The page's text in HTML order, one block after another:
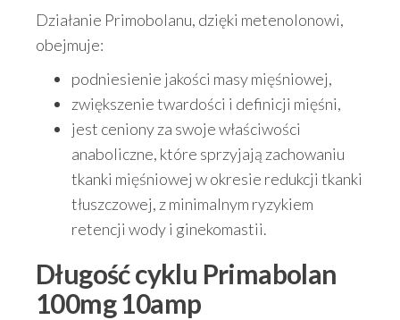
Działanie Primobolanu, dzięki metenolonowi,
obejmuje:
podniesienie jakości masy mięśniowej,
zwiększenie twardości i definicji mięśni,
jest ceniony za swoje właściwości
anaboliczne, które sprzyjają zachowaniu
tkanki mięśniowej w okresie redukcji tkanki
tłuszczowej, z minimalnym ryzykiem
retencji wody i ginekomastii.
Długość cyklu Primabolan
100mg 10amp